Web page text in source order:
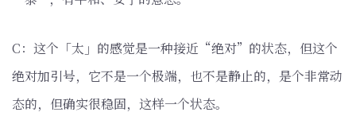
C：这个「太」的感觉是一种接近“绝对”的状态，但这个
绝对加引号，它不是一个极端，也不是静止的，是个非常动
态的，但确实很稳固，这样一个状态。